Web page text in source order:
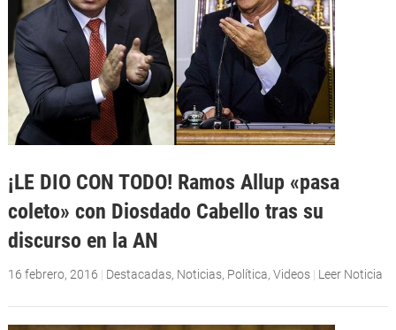
¡LE DIO CON TODO! Ramos Allup «pasa
coleto» con Diosdado Cabello tras su
discurso en la AN
16 febrero, 2016 | Destacadas, Noticias, Política, Videos | Leer Noticia